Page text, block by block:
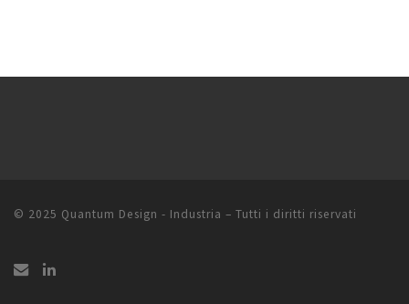
© 2025 Quantum Design - Industria – Tutti i diritti riservati